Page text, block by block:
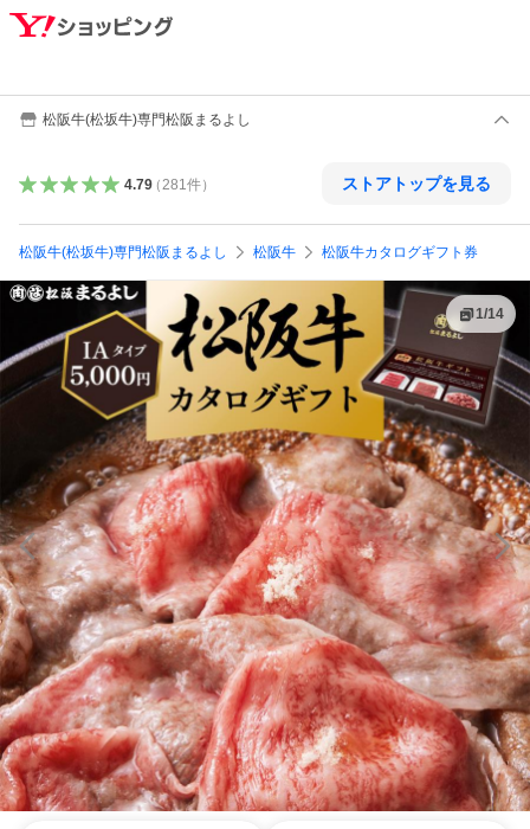
松阪牛(松坂牛)専門松阪まるよし
4.79（ 281件） ストアトップを見る
松阪牛(松坂牛)専門松阪まるよし 松阪牛 松阪牛カタログギフト券
1/14